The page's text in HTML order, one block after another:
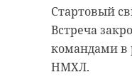
Стартовый
Встреча
командами в
НМХЛ.
За счет
обновление
47channel.
Историк-
Бианки